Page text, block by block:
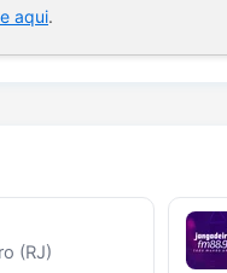
aqui.
(RJ)